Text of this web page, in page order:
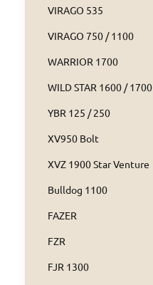
VIRAGO 535
VIRAGO 750 / 1100
WARRIOR 1700
WILD STAR 1600 / 1700
YBR 125 / 250
XV950 Bolt
XVZ 1900 Star Venture
Bulldog 1100
FAZER
FZR
FJR 1300